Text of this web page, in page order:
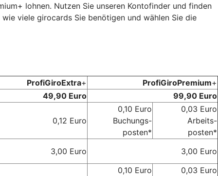
lohnen. Nutzen Sie unseren Kontofinder und finden
viele girocards Sie benötigen und wählen Sie die
ProfiGiroExtra+ ProfiGiroPremium+
49,90 Euro
99,90 Euro
0,12 Euro
0,10 Euro
Buchungs-
posten*
0,03 Euro
Arbeits-
posten*
3,00 Euro
3,00 Euro
0,10 Euro
0,03 Euro